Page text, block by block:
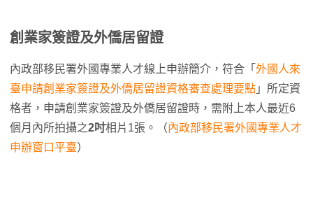
創業家簽證及外僑居留證
內政部移民署外國專業人才線上申辦簡介，符合「 外國人來
臺申請創業家簽證及外僑居留證資格審查處理要點 」所定資
格者，申請創業家簽證及外僑居留證時，需附上本人最近6
個月內所拍攝之2吋相片1張。（內政部移民署外國專業人才
申辦窗口平臺）